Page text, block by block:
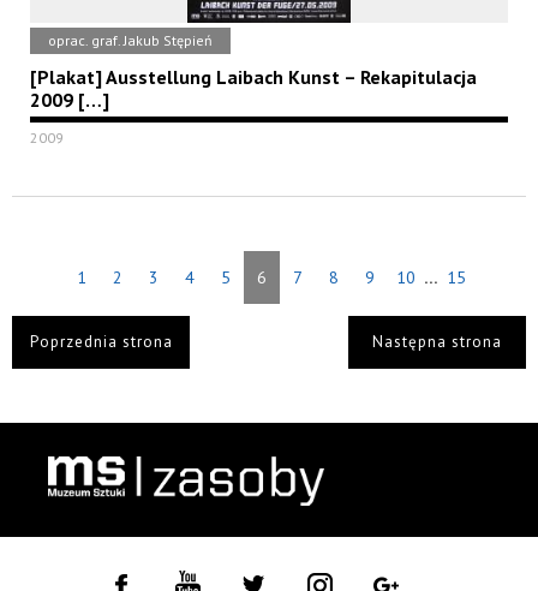
oprac. graf. Jakub Stępień
[Plakat] Ausstellung Laibach Kunst – Rekapitulacja
2009 […]
2009
1 2 3 4 5 6 7 8 9 10 ... 15
Poprzednia strona Następna strona